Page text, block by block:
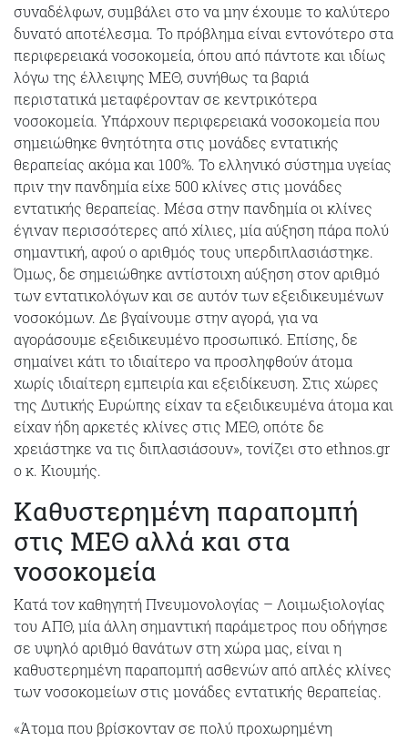
συναδέλφων, συμβάλει στο να μην έχουμε το καλύτερο
δυνατό αποτέλεσμα. Το πρόβλημα είναι εντονότερο στα
περιφερειακά νοσοκομεία, όπου από πάντοτε και ιδίως
λόγω της έλλειψης ΜΕΘ, συνήθως τα βαριά
περιστατικά μεταφέρονταν σε κεντρικότερα
νοσοκομεία. Υπάρχουν περιφερειακά νοσοκομεία που
σημειώθηκε θνητότητα στις μονάδες εντατικής
θεραπείας ακόμα και 100%. Το ελληνικό σύστημα υγείας
πριν την πανδημία είχε 500 κλίνες στις μονάδες
εντατικής θεραπείας. Μέσα στην πανδημία οι κλίνες
έγιναν περισσότερες από χίλιες, μία αύξηση πάρα πολύ
σημαντική, αφού ο αριθμός τους υπερδιπλασιάστηκε.
Όμως, δε σημειώθηκε αντίστοιχη αύξηση στον αριθμό
των εντατικολόγων και σε αυτόν των εξειδικευμένων
νοσοκόμων. Δε βγαίνουμε στην αγορά, για να
αγοράσουμε εξειδικευμένο προσωπικό. Επίσης, δε
σημαίνει κάτι το ιδιαίτερο να προσληφθούν άτομα
χωρίς ιδιαίτερη εμπειρία και εξειδίκευση. Στις χώρες
της Δυτικής Ευρώπης είχαν τα εξειδικευμένα άτομα και
είχαν ήδη αρκετές κλίνες στις ΜΕΘ, οπότε δε
χρειάστηκε να τις διπλασιάσουν», τονίζει στο ethnos.gr
ο κ. Κιουμής.
Καθυστερημένη παραπομπή
στις ΜΕΘ αλλά και στα
νοσοκομεία
Κατά τον καθηγητή Πνευμονολογίας – Λοιμωξιολογίας
του ΑΠΘ, μία άλλη σημαντική παράμετρος που οδήγησε
σε υψηλό αριθμό θανάτων στη χώρα μας, είναι η
καθυστερημένη παραπομπή ασθενών από απλές κλίνες
των νοσοκομείων στις μονάδες εντατικής θεραπείας.
«Άτομα που βρίσκονταν σε πολύ προχωρημένη